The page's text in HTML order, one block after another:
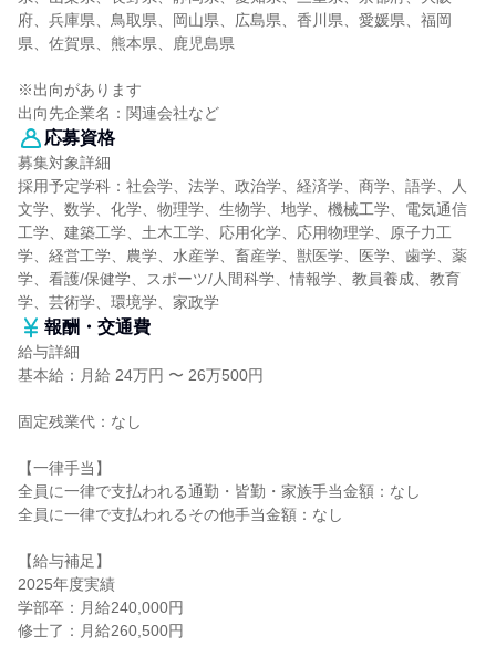
府、兵庫県、鳥取県、岡山県、広島県、香川県、愛媛県、福岡
県、佐賀県、熊本県、鹿児島県
※出向があります
出向先企業名：関連会社など
応募資格
募集対象詳細
採用予定学科：社会学、法学、政治学、経済学、商学、語学、人
文学、数学、化学、物理学、生物学、地学、機械工学、電気通信
工学、建築工学、土木工学、応用化学、応用物理学、原子力工
学、経営工学、農学、水産学、畜産学、獣医学、医学、歯学、薬
学、看護/保健学、スポーツ/人間科学、情報学、教員養成、教育
学、芸術学、環境学、家政学
報酬・交通費
給与詳細
基本給：月給 24万円 〜 26万500円
固定残業代：なし
【一律手当】
全員に一律で支払われる通勤・皆勤・家族手当金額：なし
全員に一律で支払われるその他手当金額：なし
【給与補足】
2025年度実績
学部卒：月給240,000円
修士了：月給260,500円